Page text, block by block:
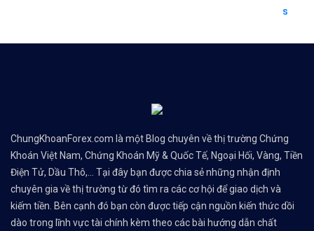
ChungKhoanForex.com là một Blog chuyên về thị trường Chứng
Khoán Việt Nam, Chứng Khoán Mỹ & Quốc Tế, Ngoại Hối, Vàng, Tiền
Điện Tử, Dầu Thô,... Tại đây bạn được chia sẻ những nhận định
chuyên gia về thị trường từ đó tìm ra các cơ hội để giao dịch và
kiếm tiền. Bên cạnh đó bạn còn được tiếp cận nguồn kiến thức dồi
dào trong lĩnh vực tài chính kèm theo các bài hướng dẫn chất